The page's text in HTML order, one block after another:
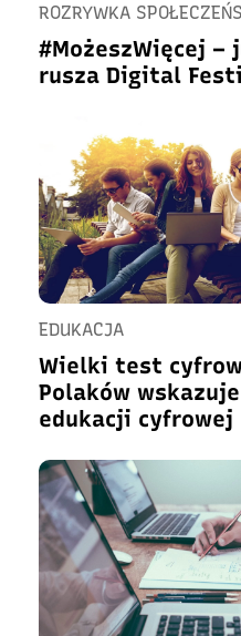
ROZRYWKA
#MożeszWięcej –
rusza Digital
EDUKACJA
Wielki test
Polaków
edukacji cyfrowej